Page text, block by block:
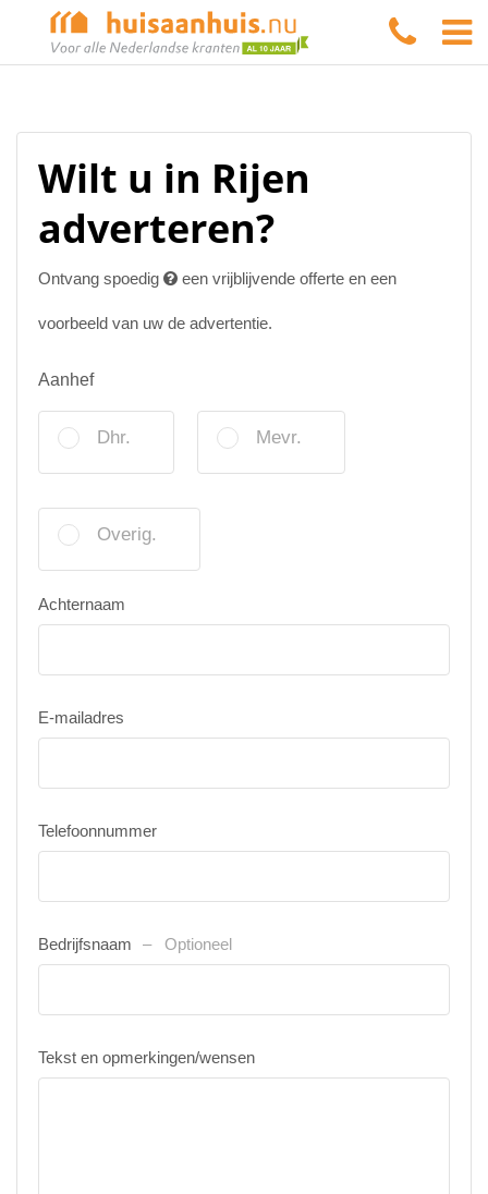
Wilt u in Rijen
adverteren?
Ontvang spoedig een vrijblijvende offerte en een
voorbeeld van uw de advertentie.
Aanhef
Dhr. Mevr.
Overig.
Achternaam
E-mailadres
Telefoonnummer
Bedrijfsnaam Optioneel
Tekst en opmerkingen/wensen